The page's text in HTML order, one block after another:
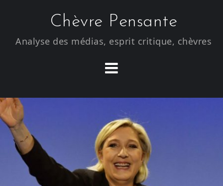
o
t
Chèvre Pensante
Analyse des médias, esprit critique, chèvres